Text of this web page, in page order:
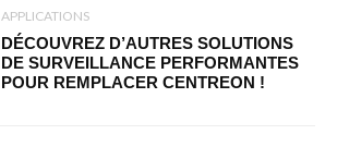
APPLICATIONS
DÉCOUVREZ D’AUTRES SOLUTIONS
DE SURVEILLANCE PERFORMANTES
POUR REMPLACER CENTREON !